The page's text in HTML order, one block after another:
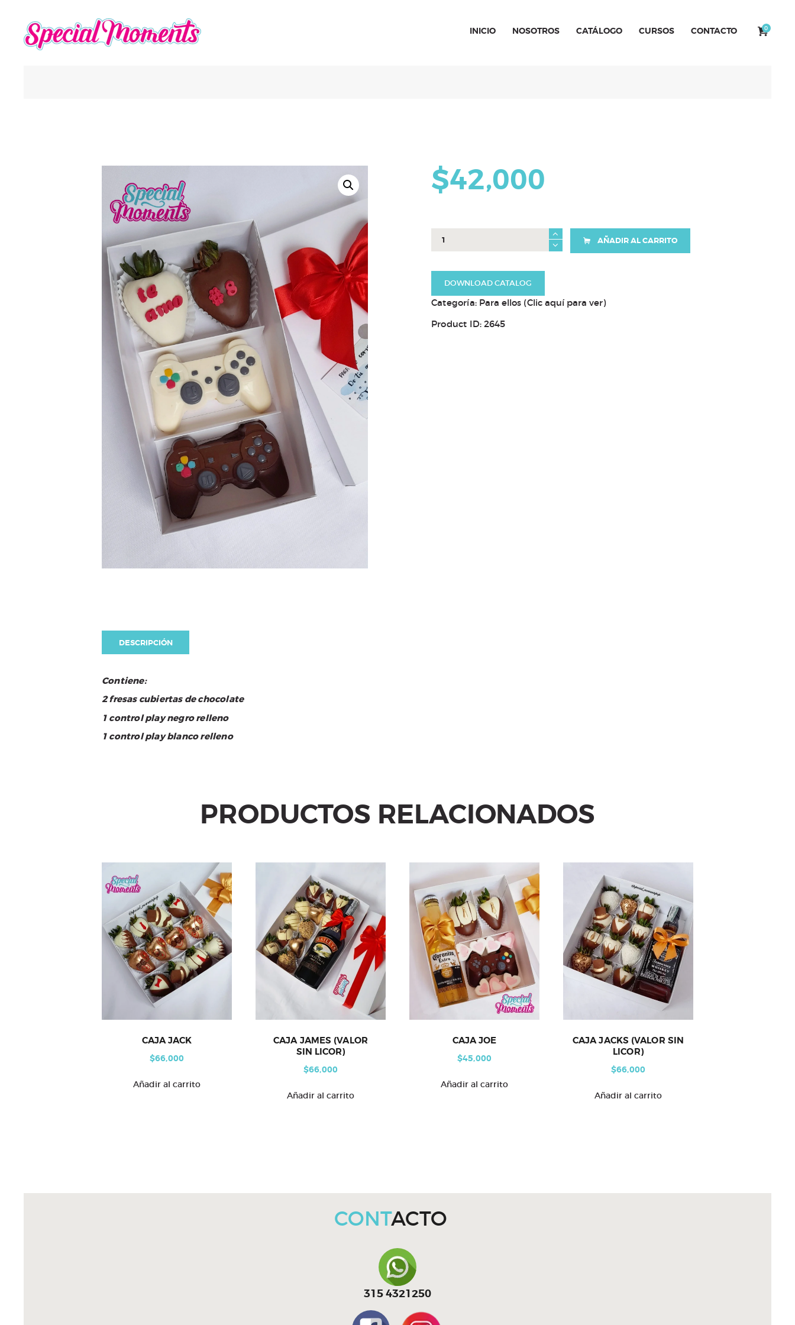
INICIO NOSOTROS CATÁLOGO CURSOS CONTACTO 0
CATÁLOGO
CURSOS
CONTACTO
$42,000
Caja
game
AÑADIR AL CARRITO
DOWNLOAD CATALOG
Categoría: Para ellos (Clic aquí para ver)
Product ID:2645
DESCRIPCIÓN
Contiene:
2 fresas cubiertas de chocolate
1 control play negro relleno
1 control play blanco relleno
PRODUCTOS RELACIONADOS
CAJA JACK
$66,000
Añadir al carrito
CAJA JAMES (VALOR
SIN LICOR)
$66,000
Añadir al carrito
CAJA JOE
$45,000
Añadir al carrito
CAJA JACKS (VALOR SIN
LICOR)
$66,000
Añadir al carrito
CONTACTO
315 4321250